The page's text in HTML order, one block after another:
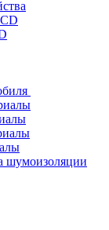
шумоизоляции